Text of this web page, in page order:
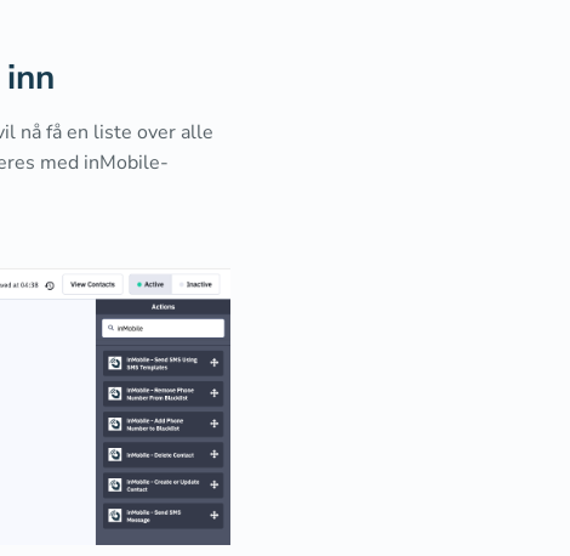
nå få en liste over alle
med inMobile-